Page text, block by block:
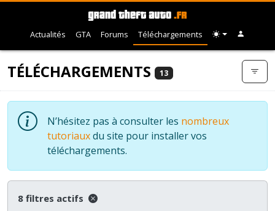
Actualités GTA Forums Téléchargements
TÉLÉCHARGEMENTS 13
N’hésitez pas à consulter les nombreux
tutoriauxdu site pour installer vos
téléchargements.
8 filtres actifs